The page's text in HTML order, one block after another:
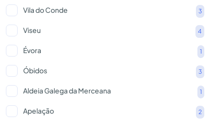
Vila do Conde 3
Viseu 4
Évora 1
Óbidos 3
Aldeia Galega da Merceana 1
Apelação 2